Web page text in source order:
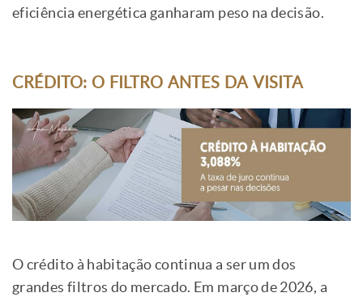
eficiência energética ganharam peso na decisão.
CRÉDITO: O FILTRO ANTES DA VISITA
O crédito à habitação continua a ser um dos
grandes filtros do mercado. Em março de 2026, a